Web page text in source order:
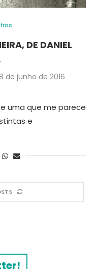
DE DANIEL
de junho de 2016
uma que me parece
e